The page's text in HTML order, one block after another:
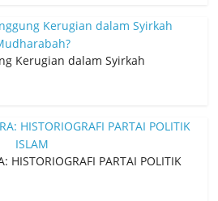
Kerugian dalam Syirkah
HISTORIOGRAFI PARTAI POLITIK